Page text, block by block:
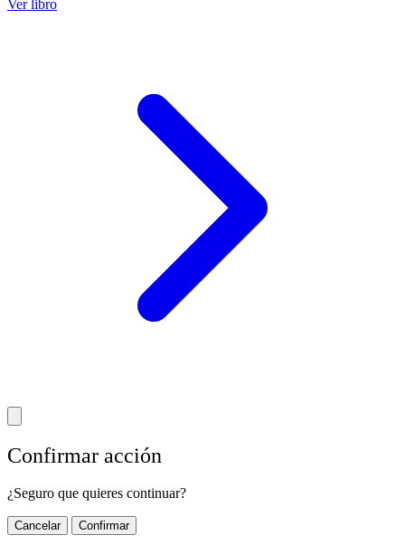
Ver libro
Confirmar acción
¿Seguro que quieres continuar?
Cancelar Confirmar